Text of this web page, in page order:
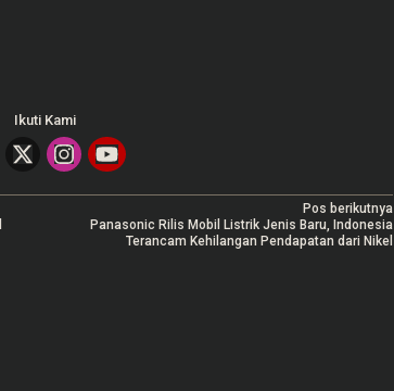
Ikuti Kami
Pos berikutnya
Panasonic Rilis Mobil Listrik Jenis Baru, Indonesia
Terancam Kehilangan Pendapatan dari Nikel